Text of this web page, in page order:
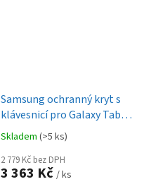
Samsung ochranný kryt s
klávesnicí pro Galaxy Tab
S11 Ultra
Skladem (>5 ks)
2 779 Kč bez DPH
3 363 Kč / ks